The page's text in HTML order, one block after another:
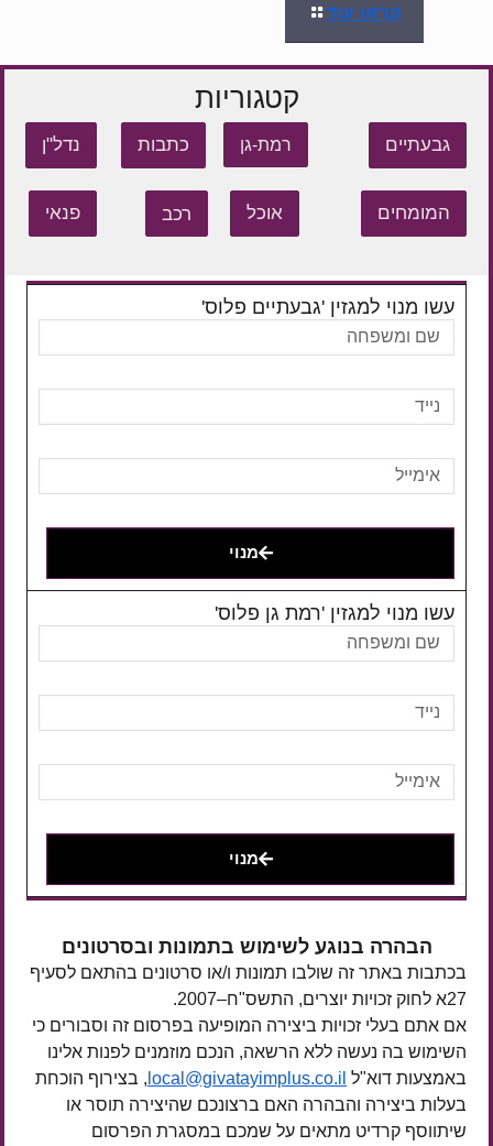
קראו עוד
קטגוריות
גבעתיים רמת-גן כתבות נדל"ן
המומחים אוכל רכב פנאי
עשו מנוי למגזין 'גבעתיים פלוס'
מנוי
עשו מנוי למגזין 'רמת גן פלוס'
מנוי
הבהרה בנוגע לשימוש בתמונות ובסרטונים
בכתבות באתר זה שולבו תמונות ו/או סרטונים בהתאם לסעיף
27א לחוק זכויות יוצרים, התשס"ח–2007.
אם אתם בעלי זכויות ביצירה המופיעה בפרסום זה וסבורים כי
השימוש בה נעשה ללא הרשאה, הנכם מוזמנים לפנות אלינו
באמצעות דוא"ל local@givatayimplus.co.il , בצירוף הוכחת
בעלות ביצירה והבהרה האם ברצונכם שהיצירה תוסר או
שיתווסף קרדיט מתאים על שמכם במסגרת הפרסום